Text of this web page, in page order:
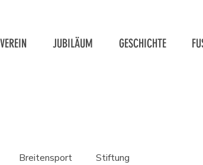
VEREIN JUBILÄUM GESCHICHTE
Breitensport Stiftung